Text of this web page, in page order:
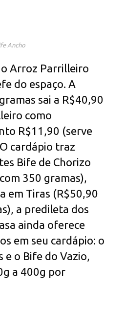
Ancho
Arroz Parrilleiro
do espaço. A
sai a R$40,90
como
R$11,90 (serve
cardápio traz
Bife de Chorizo
350 gramas),
em Tiras (R$50,90
a predileta dos
ainda oferece
em seu cardápio: o
e o Bife do Vazio,
a 400g por